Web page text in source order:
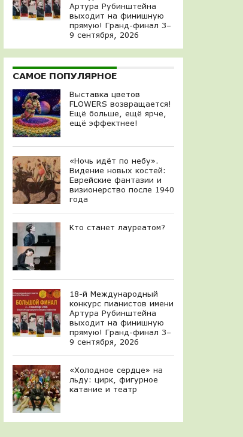
Артура Рубинштейна
выходит на финишную
прямую! Гранд-финал 3–
9 сентября, 2026
САМОЕ ПОПУЛЯРНОЕ
Выставка цветов
FLOWERS возвращается!
Ещё больше, ещё ярче,
ещё эффектнее!
«Ночь идёт по небу».
Видение новых костей:
Еврейские фантазии и
визионерство после 1940
года
Кто станет лауреатом?
18-й Международный
конкурс пианистов имени
Артура Рубинштейна
выходит на финишную
прямую! Гранд-финал 3–
9 сентября, 2026
«Холодное сердце» на
льду: цирк, фигурное
катание и театр